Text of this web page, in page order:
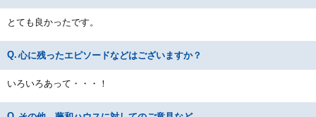
とても良かったです。
心に残ったエピソードなどはございますか？
いろいろあって・・・！